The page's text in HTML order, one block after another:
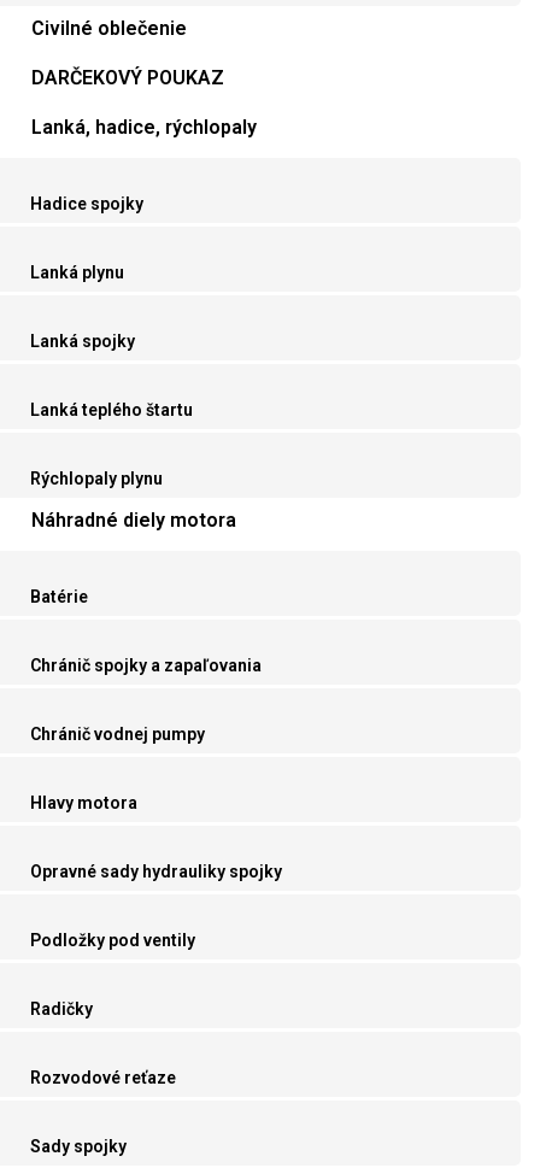
Civilné oblečenie
DARČEKOVÝ POUKAZ
Lanká, hadice, rýchlopaly
Hadice spojky
Lanká plynu
Lanká spojky
Lanká teplého štartu
Rýchlopaly plynu
Náhradné diely motora
Batérie
Chránič spojky a zapaľovania
Chránič vodnej pumpy
Hlavy motora
Opravné sady hydrauliky spojky
Podložky pod ventily
Radičky
Rozvodové reťaze
Sady spojky